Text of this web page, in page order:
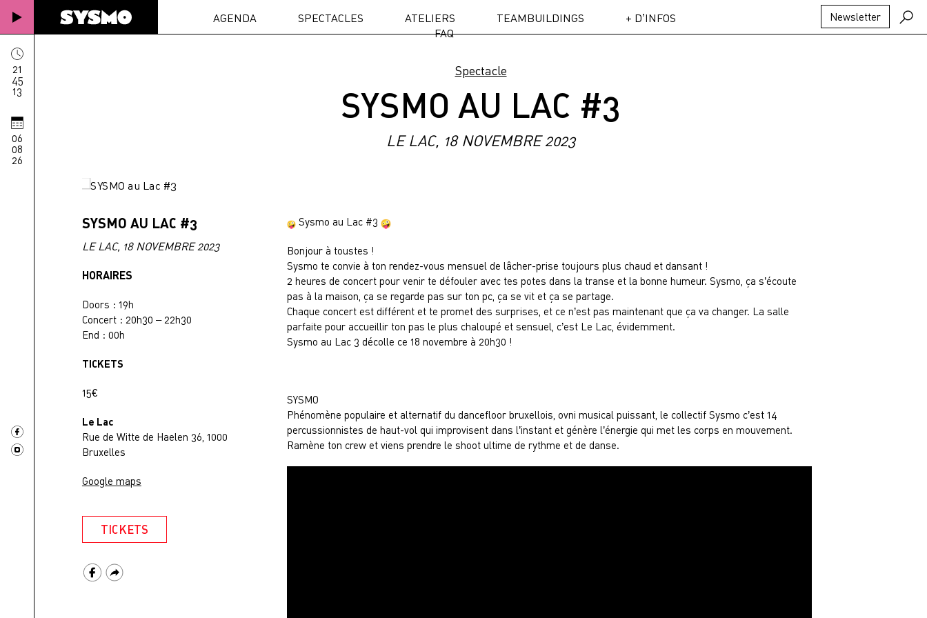
AGENDA SPECTACLES ATELIERS TEAMBUILDINGS
+ D’INFOS
FAQ
Newsletter
21
45
13
06
08
26
Spectacle
SYSMO AU LAC #3
LE LAC, 18 NOVEMBRE 2023
SYSMO AU LAC #3
LE LAC, 18 NOVEMBRE 2023
HORAIRES
Doors : 19h
Concert : 20h30 – 22h30
End : 00h
TICKETS
15€
Le Lac
Rue de Witte de Haelen 36, 1000
Bruxelles
Google maps
TICKETS
Sysmo au Lac #3
Bonjour à toustes !
Sysmo te convie à ton rendez-vous mensuel de lâcher-prise toujours plus chaud et dansant !
2 heures de concert pour venir te défouler avec tes potes dans la transe et la bonne humeur. Sysmo, ça s’écoute
pas à la maison, ça se regarde pas sur ton pc, ça se vit et ça se partage.
Chaque concert est différent et te promet des surprises, et ce n’est pas maintenant que ça va changer. La salle
parfaite pour accueillir ton pas le plus chaloupé et sensuel, c’est Le Lac, évidemment.
Sysmo au Lac 3 décolle ce 18 novembre à 20h30 !
SYSMO
Phénomène populaire et alternatif du dancefloor bruxellois, ovni musical puissant, le collectif Sysmo c’est 14
percussionnistes de haut-vol qui improvisent dans l’instant et génère l’énergie qui met les corps en mouvement.
Ramène ton crew et viens prendre le shoot ultime de rythme et de danse.